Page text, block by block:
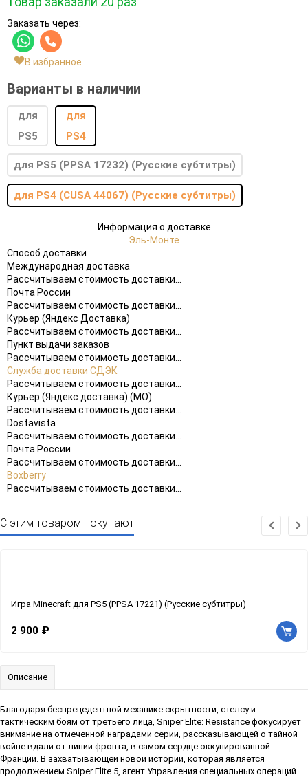
Заказать через:
В избранное
Варианты в наличии
для PS5 (PPSA 17232) (Русские субтитры)
для PS4 (CUSA 44067) (Русские субтитры)
Информация о доставке
Эль-Монте
Способ доставки
Международная доставка
Рассчитываем стоимость доставки...
Почта России
Рассчитываем стоимость доставки...
Курьер (Яндекс Доставка)
Рассчитываем стоимость доставки...
Пункт выдачи заказов
Рассчитываем стоимость доставки...
Служба доставки СДЭК
Рассчитываем стоимость доставки...
Курьер (Яндекс доставка) (МО)
Рассчитываем стоимость доставки...
Dostavista
Рассчитываем стоимость доставки...
Почта России
Рассчитываем стоимость доставки...
Boxberry
Рассчитываем стоимость доставки...
С этим товаром покупают
Игра Minecraft для PS5 (PPSA 17221) (Русские субтитры)
2 900 ₽
Описание
Благодаря беспрецедентной механике скрытности, стелсу и
тактическим боям от третьего лица, Sniper Elite: Resistance фокусирует
внимание на отмеченной наградами серии, рассказывающей о тайной
войне вдали от линии фронта, в самом сердце оккупированной
Франции. В захватывающей новой истории, которая является
продолжением Sniper Elite 5, агент Управления специальных операций